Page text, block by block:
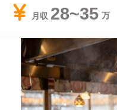
月収 28~35